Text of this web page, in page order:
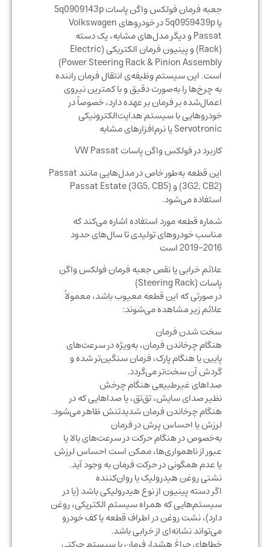
جعبه فرمان فولکس واگن پاسات 5q0909143p
یا 5q0959439p در خودروهای Volkswagen
Passat و دیگر مدل‌های مشابه، یک دسته
(Rack) و پینیون فرمان الکتریکی (Electric
Power Steering Rack & Pinion Assembly)
است. این سیستم وظیفه‌ی انتقال فرمان راننده
به چرخ‌ها را به‌صورت دقیق و با کمترین نیروی
اعمال‌شده بر فرمان بر عهده دارد، خصوصاً در
خودروهایی با سیستم هدایت‌الکترونیکی
Servotronic یا نرم‌افزارهای مشابه
کاربرد در فولکس واگن پاسات VW Passat
این قطعه به‌طور خاص در مدل‌هایی مانند Passat
(3G2, CB2) و Passat Estate (3G5, CB5)
استفاده می‌شود.
شماره قطعه مورد استفاده اشاره می‌کند که
مناسب خودروهای تولیدی تا سال‌های حدود
علائم خرابی یا نقص جعبه فرمان فولکس واگن
پاسات (Steering Rack)
در صورتی که این قطعه معیوب باشد، معمولاً
علائم زیر مشاهده می‌شوند:
سخت شدن فرمان
هنگام چرخاندن فرمان، به‌ویژه در سرعت‌های
پایین یا هنگام پارک، فرمان سنگین‌تر شده و
گردش آن سخت‌تر می‌گردد.
صداهای غیرطبیعی هنگام چرخش
نظیر صدای سایش، تق‌تق، یا صداهایی که در
هنگام چرخاندن فرمان شدیدتنش ظاهر می‌شود.
لرزش یا احساس پرش در فرمان
به‌خصوص در هنگام حرکت در سرعت‌های بالا یا
عبور از ناهمواری‌ها، ممکن است احساس لرزش
یا عدم همگونی در حرکت فرمان به وجود آید.
نشتی روغن هیدرولیک یا روان‌کننده
اگر دسته پینیون از نوع هیدرولیکی باشد (یا در
سیستم‌هایی که همراه سیستم الکتریکی، روغن
دارد)، نشت روغن در اطراف قطعه یا کف خودرو
می‌تواند نشانه‌ای از خرابی باشد.